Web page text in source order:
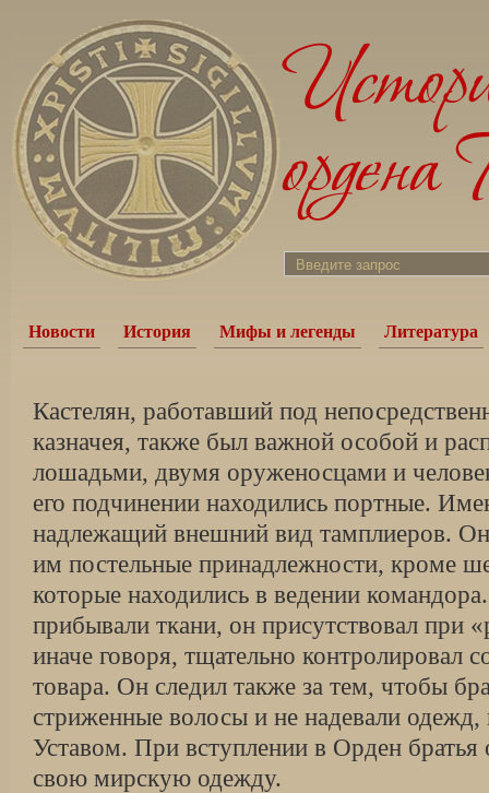
Новости История Мифы и легенды Литература
Кастелян, работавший под
казначея, также был важной особой и
лошадьми, двумя оруженосцами и
его подчинении находились портные.
надлежащий внешний вид тамплиеров.
им постельные принадлежности, кроме
которые находились в ведении
прибывали ткани, он присутствовал при
иначе говоря, тщательно контролировал
товара. Он следил также за тем, чтобы
стриженные волосы и не надевали
Уставом. При вступлении в Орден братья
свою мирскую одежду.